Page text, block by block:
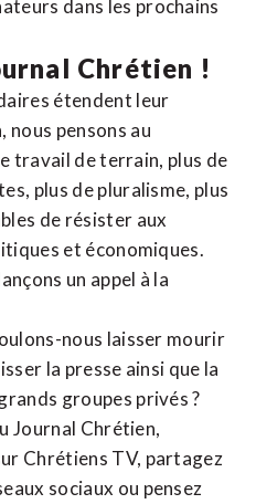
dans les prochains
Chrétien !
étendent leur
nous pensons au
travail de terrain, plus de
plus de pluralisme, plus
de résister aux
et économiques.
un appel à la
nous laisser mourir
la presse ainsi que la
groupes privés ?
Journal Chrétien,
Chrétiens TV, partagez
sociaux ou pensez